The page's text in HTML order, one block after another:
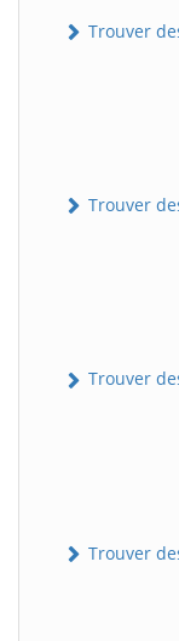
Trouver
Trouver
Trouver
Trouver